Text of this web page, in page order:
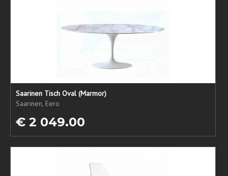
Saarinen Tisch Oval (Marmor)
Saarinen, Eero
€ 2 049.00